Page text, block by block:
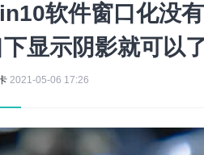
软件窗口化没
下显示阴影就可以
2021-05-06 17:26